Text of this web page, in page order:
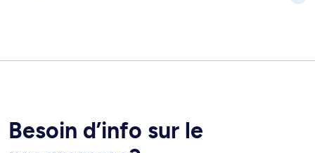
Besoin d’info sur le